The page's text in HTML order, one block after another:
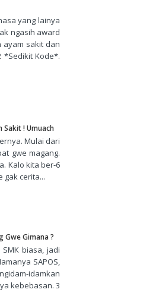
yang lainya
ngasih award
ayam sakit dan
*Sedikit Kode*.
Sakit ! Umuach
Mulai dari
gwe magang.
Kalo kita ber-6
gak cerita...
Gwe Gimana ?
biasa, jadi
SAPOS,
idamkan
kebebasan. 3